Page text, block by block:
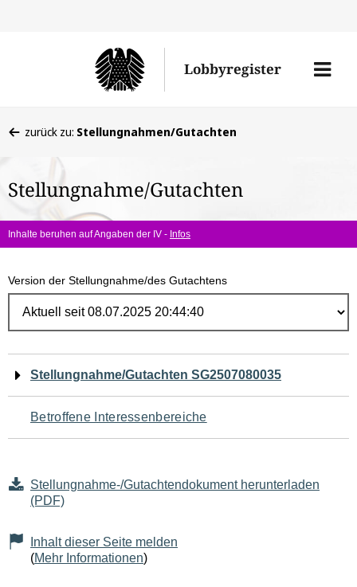
Lobbyregister
Menü
befinden
hier:
zurück zu: Stellungnahmen/Gutachten
Stellungnahme/Gutachten
Inhalte beruhen auf Angaben der IV - Infos
Version der Stellungnahme/des Gutachtens
Navigation
für
den
Seiteninhalt
Stellungnahme/Gutachten SG2507080035
Betroffene Interessenbereiche
Stellungnahme-/Gutachtendokument herunterladen
(PDF)
Inhalt dieser Seite melden
(Mehr Informationen)